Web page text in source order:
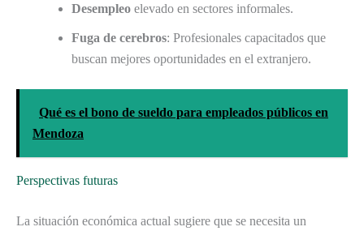
Desempleo elevado en sectores informales.
Fuga de cerebros: Profesionales capacitados que
buscan mejores oportunidades en el extranjero.
Qué es el bono de sueldo para empleados públicos en
Mendoza
Perspectivas futuras
La situación económica actual sugiere que se necesita un